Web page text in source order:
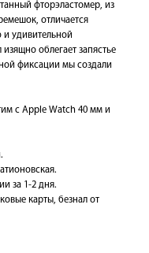
фторэластомер, из
отличается
удивительной
облегает запястье
фиксации мы создали
с Apple Watch 40 мм и
за 1-2 дня.
карты, безнал от